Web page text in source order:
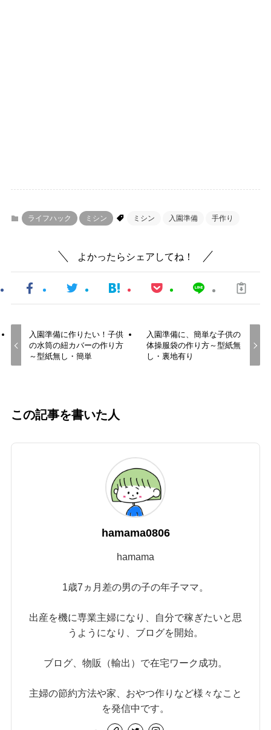
ライフハック ミシン ミシン 入園準備 手作り
よかったらシェアしてね！
入園準備に作りたい！子供
の水筒の紐カバーの作り方
～型紙無し・簡単
入園準備に、簡単な子供の
体操服袋の作り方～型紙無
し・裏地有り
この記事を書いた人
hamama0806
hamama
1歳7ヵ月差の男の子の年子ママ。
出産を機に専業主婦になり、自分で稼ぎたいと思
うようになり、ブログを開始。
ブログ、物販（輸出）で在宅ワーク成功。
主婦の節約方法や家、おやつ作りなど様々なこと
を発信中です。